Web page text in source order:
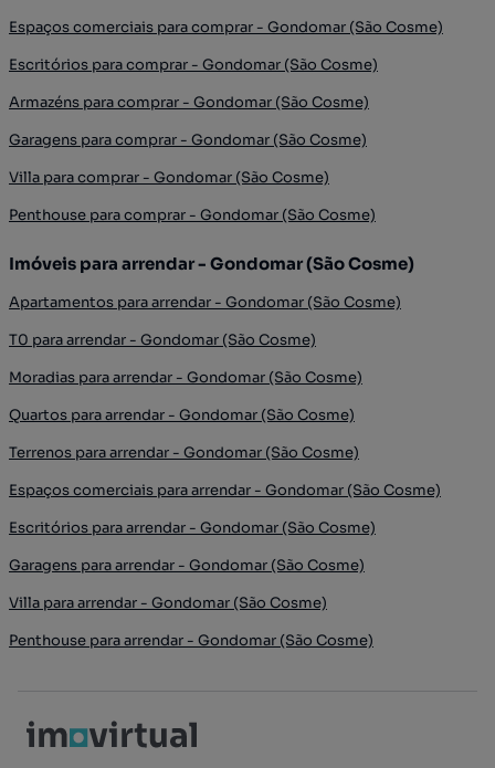
Espaços comerciais para comprar - Gondomar (São Cosme)
Escritórios para comprar - Gondomar (São Cosme)
Armazéns para comprar - Gondomar (São Cosme)
Garagens para comprar - Gondomar (São Cosme)
Villa para comprar - Gondomar (São Cosme)
Penthouse para comprar - Gondomar (São Cosme)
Imóveis para arrendar - Gondomar (São Cosme)
Apartamentos para arrendar - Gondomar (São Cosme)
T0 para arrendar - Gondomar (São Cosme)
Moradias para arrendar - Gondomar (São Cosme)
Quartos para arrendar - Gondomar (São Cosme)
Terrenos para arrendar - Gondomar (São Cosme)
Espaços comerciais para arrendar - Gondomar (São Cosme)
Escritórios para arrendar - Gondomar (São Cosme)
Garagens para arrendar - Gondomar (São Cosme)
Villa para arrendar - Gondomar (São Cosme)
Penthouse para arrendar - Gondomar (São Cosme)